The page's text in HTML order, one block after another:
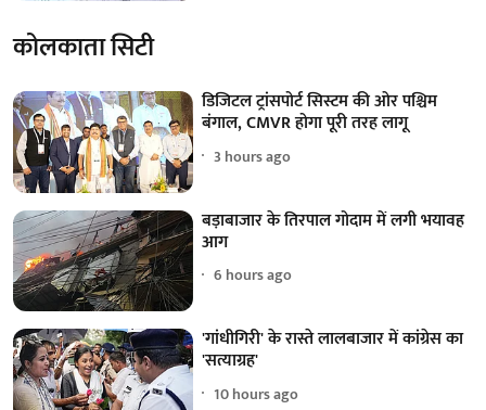
कोलकाता सिटी
डिजिटल ट्रांसपोर्ट सिस्टम की ओर पश्चिम
बंगाल, CMVR होगा पूरी तरह लागू
3 hours ago
बड़ाबाजार के तिरपाल गोदाम में लगी भयावह
आग
6 hours ago
'गांधीगिरी' के रास्ते लालबाजार में कांग्रेस का
'सत्याग्रह'
10 hours ago